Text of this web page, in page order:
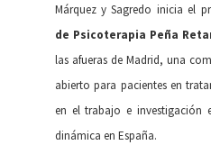
Márquez y Sagredo inicia el
de Psicoterapia Peña
las afueras de Madrid, una
abierto para pacientes en
en el trabajo e investigación
dinámica en España.